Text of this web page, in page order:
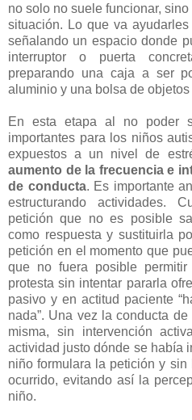
no solo no suele funcionar,
situación. Lo que va
señalando un espacio donde
interruptor o puerta
preparando una caja a ser
aluminio y una bolsa de
En esta etapa al no poder
importantes para los niños
expuestos a un nivel de
aumento de la frecuencia e
de conducta. Es importante
estructurando actividades.
petición que no es posible
como respuesta y sustituirla
petición en el momento que
que no fuera posible
protesta sin intentar pararla
pasivo y en actitud paciente
nada”. Una vez la conducta
misma, sin intervención
actividad justo dónde se había
niño formulara la petición y
ocurrido, evitando así la
niño.